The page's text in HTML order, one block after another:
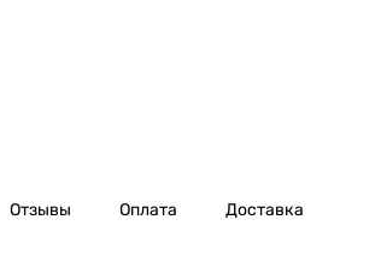
Отзывы Оплата Доставка